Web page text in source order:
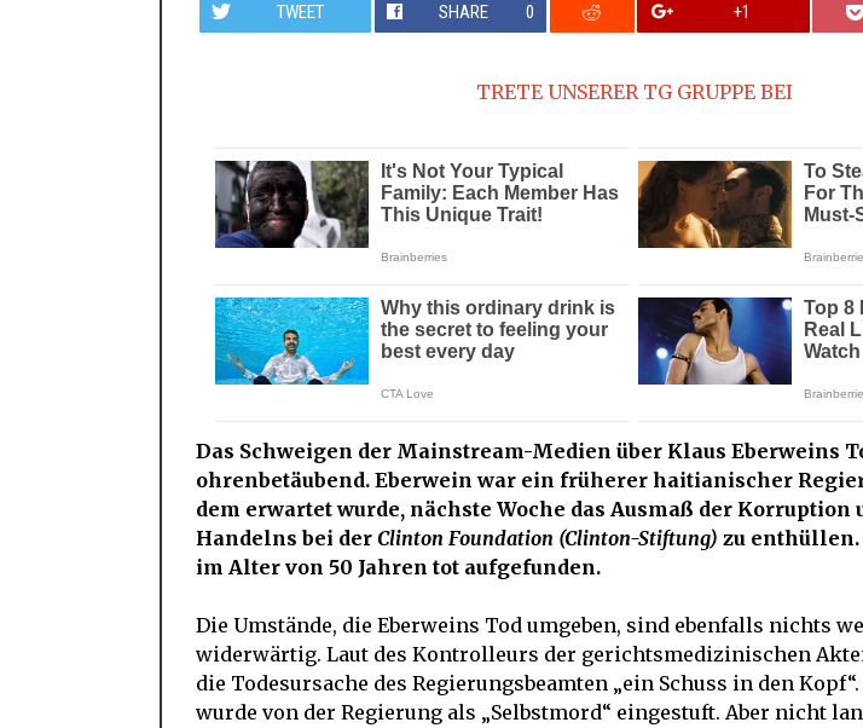
TWEET SHARE 0 +1
TRETE UNSERER TG GRUPPE BEI
Das Schweigen der Mainstream-Medien über Klaus Eberweins
ohrenbetäubend. Eberwein war ein früherer haitianischer
dem erwartet wurde, nächste Woche das Ausmaß der Korruption
Handelns bei der Clinton Foundation (Clinton-Stiftung) zu
im Alter von 50 Jahren tot aufgefunden.
Die Umstände, die Eberweins Tod umgeben, sind ebenfalls nichts
widerwärtig. Laut des Kontrolleurs der gerichtsmedizinischen
die Todesursache des Regierungsbeamten „ein Schuss in den
wurde von der Regierung als „Selbstmord“ eingestuft. Aber nicht